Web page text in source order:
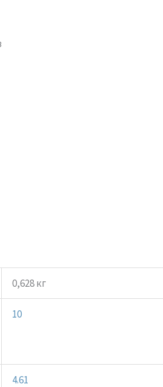
0,628 кг
10
4.61